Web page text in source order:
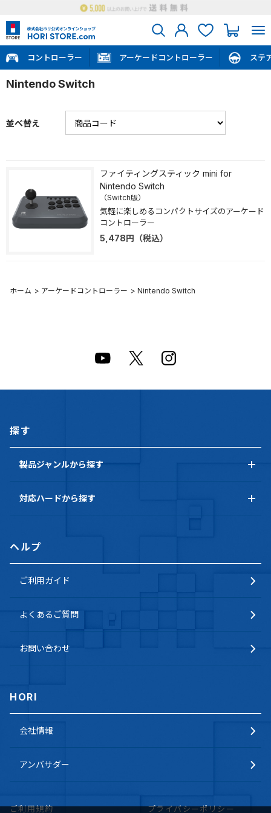
コントローラー アーケードコントローラー ステ
Nintendo Switch
並べ替え
ファイティングスティック mini for
Nintendo Switch
（Switch版）
気軽に楽しめるコンパクトサイズのアーケード
コントローラー
5,478円 （税込）
ホーム > アーケードコントローラー > Nintendo Switch
探す
製品ジャンルから探す
対応ハードから探す
ヘルプ
ご利用ガイド
よくあるご質問
お問い合わせ
HORI
会社情報
アンバサダー
ご利用規約 プライバシーポリシー